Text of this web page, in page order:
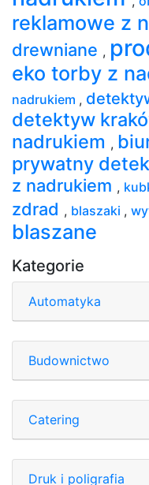
reklamowe z
drewniane ,
eko torby z
nadrukiem ,
detektyw
nadrukiem ,
prywatny
z nadrukiem ,
zdrad , blaszaki ,
blaszane
Kategorie
Automatyka
Budownictwo
Catering
Druk i poligrafia